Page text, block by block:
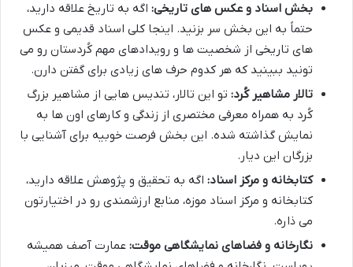
بخش اسناد و عکس های تاریخی: اگه به تاریخ علاقه دارید،
حتماً به این بخش سر بزنید. اینجا کلی اسناد قدیمی و عکس
های تاریخی از شخصیت ها و رویدادهای مهم کُردستان رو می
تونید ببینید که هر کدوم حرف های زیادی برای گفتن دارن.
تالار مشاهیر کُرد: تو این تالار، تندیس هایی از مشاهیر بزرگ
کُرد به همراه معرفی مختصری از زندگی و کارهای اون ها به
نمایش گذاشته شده. این بخش فرصت خوبیه برای آشنایی با
بزرگان این دیار.
کتابخانه و مرکز اسناد: اگه به تحقیق و پژوهش علاقه دارید،
کتابخانه و مرکز اسناد موزه، منابع ارزشمندی رو در اختیارتون
می ذاره.
نگارخانه و فضاهای نمایشگاهی موقت: عمارت آصف همیشه